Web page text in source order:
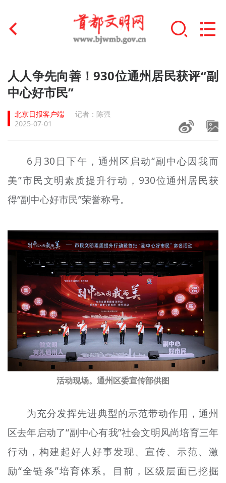
首页
文明创建
文明实践
未成年人思想道德建设
榜样人物
+
文明评论
北京宣传文化引导基金
宣传思想文化人才
专题
资料库
+
人人争先向善！930位通州居民获评“副
中心好市民”
北京日报客户端
记者：陈强
2025-07-01
6月30日下午，通州区启动“副中心因我而
美”市民文明素质提升行动，930位通州居民获
得“副中心好市民”荣誉称号。
活动现场。通州区委宣传部供图
为充分发挥先进典型的示范带动作用，通州
区去年启动了“副中心有我”社会文明风尚培育三年
行动，构建起好人好事发现、宣传、示范、激
励“全链条”培育体系。目前，区级层面已挖掘